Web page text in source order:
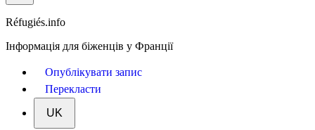
Réfugiés.info
Інформація для біженців у Франції
Опублікувати запис
Перекласти
UK